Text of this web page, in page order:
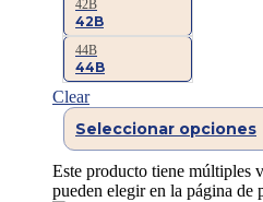
42B
42B
44B
44B
Clear
Seleccionar opciones
Este producto tiene múltiples
pueden elegir en la página de